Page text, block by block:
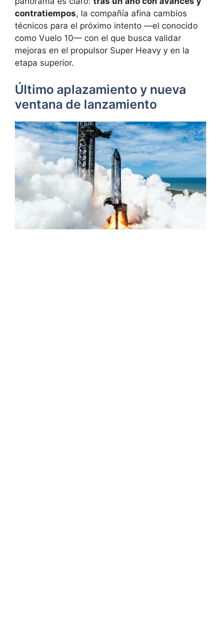
contratiempos, la compañía afina cambios
técnicos para el próximo intento —el conocido
como Vuelo 10— con el que busca validar
mejoras en el propulsor Super Heavy y en la
etapa superior.
Último aplazamiento y nueva
ventana de lanzamiento